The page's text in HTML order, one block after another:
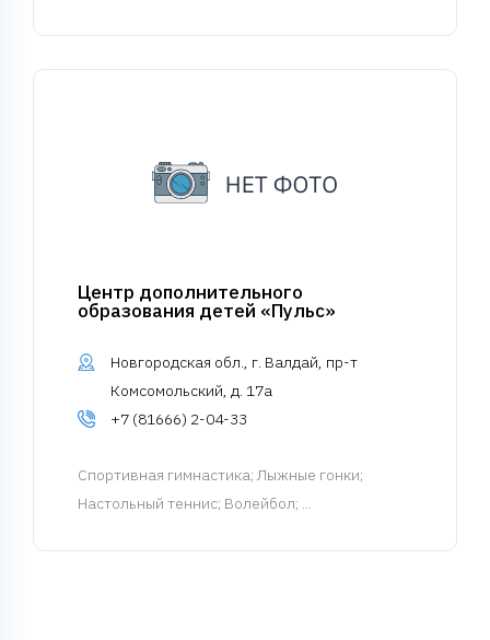
Центр дополнительного
образования детей «Пульс»
Новгородская обл., г. Валдай, пр-т
Комсомольский, д. 17а
+7 (81666) 2-04-33
Спортивная гимнастика; Лыжные гонки;
Настольный теннис; Волейбол; ...